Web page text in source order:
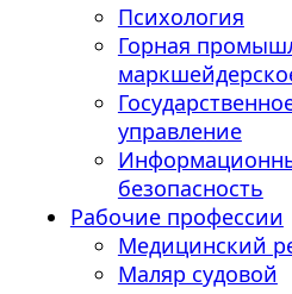
Психология
Горная
управление
безопасность
Рабочие профессии
Медицинский
Маляр судовой